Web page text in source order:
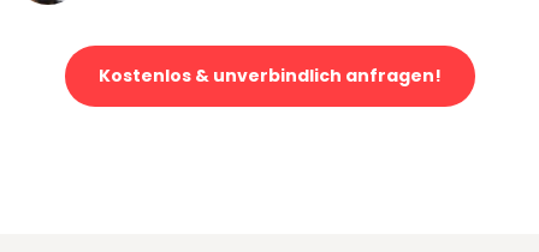
Kostenlos & unverbindlich anfragen!